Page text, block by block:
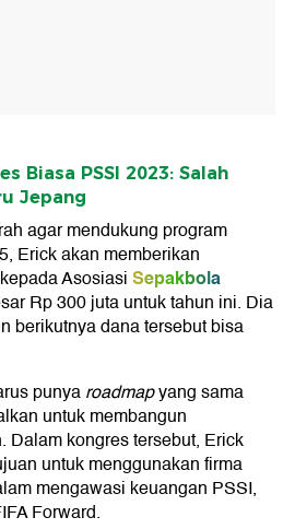
Biasa PSSI 2023: Salah
Jepang
agar mendukung program
Erick akan memberikan
AsosiasiSepakbola
Rp 300 juta untuk tahun ini. Dia
berikutnya dana tersebut bisa
punyaroadmapyang sama
untuk membangun
Dalam kongres tersebut, Erick
untuk menggunakan firma
mengawasi keuangan PSSI,
Forward.